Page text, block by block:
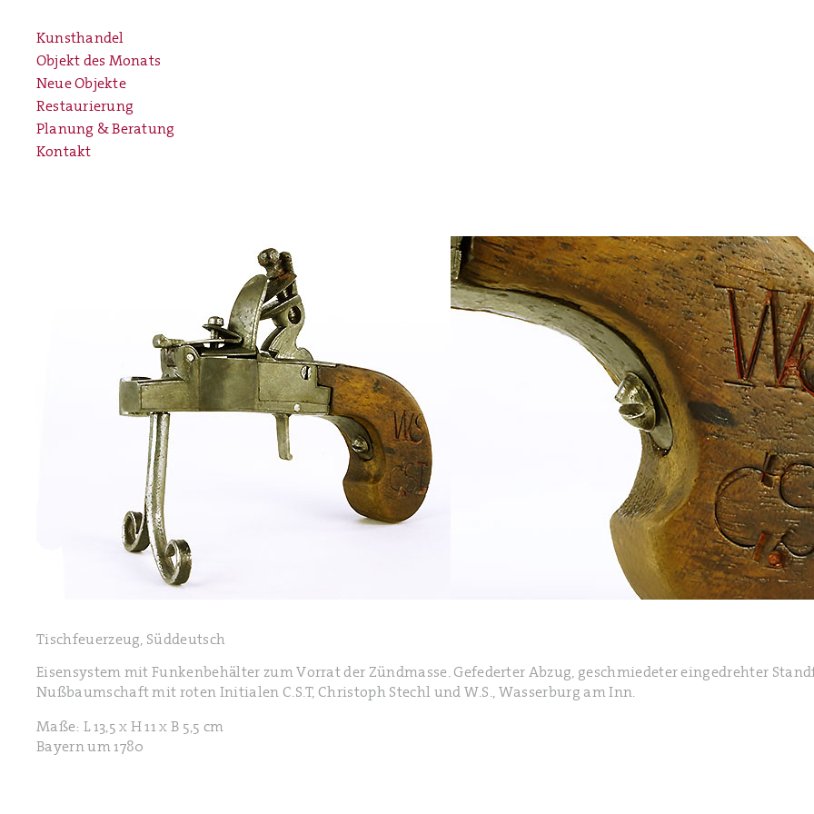
Kunsthandel
Objekt des Monats
Neue Objekte
Restaurierung
Planung & Beratung
Kontakt
Tischfeuerzeug, Süddeutsch
Eisensystem mit Funkenbehälter zum Vorrat der Zündmasse. Gefederter Abzug, geschmiedeter eingedrehter
Nußbaumschaft mit roten Initialen C.S.T, Christoph Stechl und W.S., Wasserburg am Inn.
Maße: L 13,5 x H 11 x B 5,5 cm
Bayern um 1780